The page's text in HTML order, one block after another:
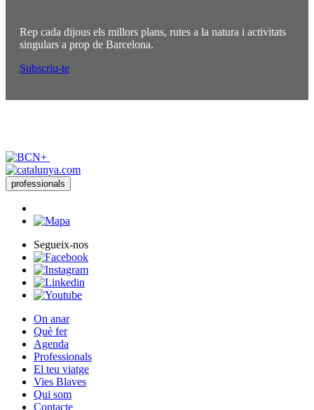
Rep cada dijous els millors plans, rutes a la natura i activitats
singulars a prop de Barcelona.
Subscriu-te
professionals
Segueix-nos
On anar
Què fer
Agenda
Professionals
El teu viatge
Vies Blaves
Qui som
Contacte